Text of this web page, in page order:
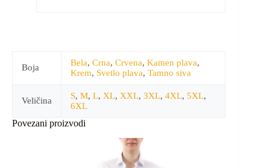
Boja Bela, Crna, Crvena, Kamen plava,
Krem, Svetlo plava, Tamno siva
Veličina S, M, L, XL, XXL, 3XL, 4XL, 5XL,
6XL
Povezani proizvodi